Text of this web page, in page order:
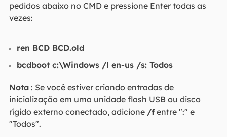
pedidos abaixo no CMD e pressione Enter todas as
vezes:
ren BCD BCD.old
bcdboot c:\Windows /l en-us /s: Todos
Nota: Se você estiver criando entradas de
inicialização em uma unidade flash USB ou disco
rígido externo conectado, adicione /fentre ":" e
"Todos".